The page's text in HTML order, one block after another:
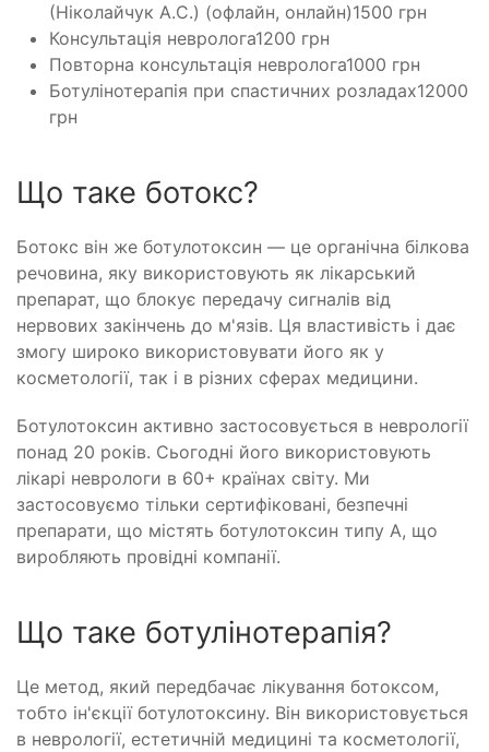
(Ніколайчук А.С.) (офлайн, онлайн)1500 грн
Консультація невролога1200 грн
Повторна консультація невролога1000 грн
Ботулінотерапія при спастичних розладах12000
грн
Що таке ботокс?
Ботокс він же ботулотоксин — це органічна білкова
речовина, яку використовують як лікарський
препарат, що блокує передачу сигналів від
нервових закінчень до м'язів. Ця властивість і дає
змогу широко використовувати його як у
косметології, так і в різних сферах медицини.
Ботулотоксин активно застосовується в неврології
понад 20 років. Сьогодні його використовують
лікарі неврологи в 60+ країнах світу. Ми
застосовуємо тільки сертифіковані, безпечні
препарати, що містять ботулотоксин типу А, що
виробляють провідні компанії.
Що таке ботулінотерапія?
Це метод, який передбачає лікування ботоксом,
тобто ін'єкції ботулотоксину. Він використовується
в неврології, естетичній медицині та косметології,